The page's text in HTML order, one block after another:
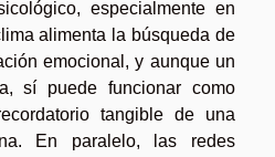
especialmente en
alimenta la búsqueda de
emocional, y aunque un
sí puede funcionar como
tangible de una
En paralelo, las redes